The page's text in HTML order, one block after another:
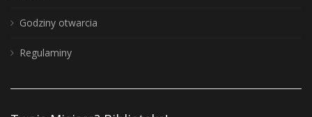
Godziny otwarcia
Regulaminy